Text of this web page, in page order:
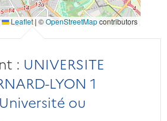
Leaflet| ©OpenStreetMapcontributors
: UNIVERSITE
LYON 1
Université ou